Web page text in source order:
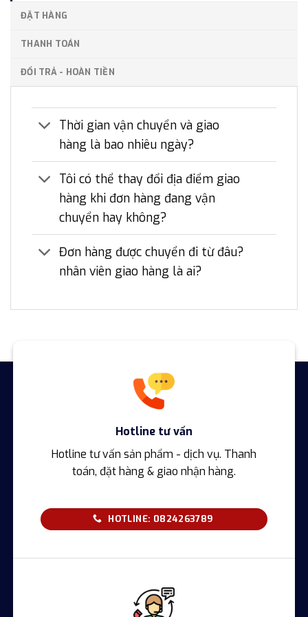
ĐẶT HÀNG
THANH TOÁN
ĐỔI TRẢ - HOÀN TIỀN
Thời gian vận chuyển và giao
hàng là bao nhiêu ngày?
Tôi có thể thay đổi địa điểm giao
hàng khi đơn hàng đang vận
chuyển hay không?
Đơn hàng được chuyển đi từ đâu?
nhân viên giao hàng là ai?
Hotline tư vấn
Hotline tư vấn sản phẩm - dịch vụ. Thanh
toán, đặt hàng & giao nhận hàng.
HOTLINE: 0824263789